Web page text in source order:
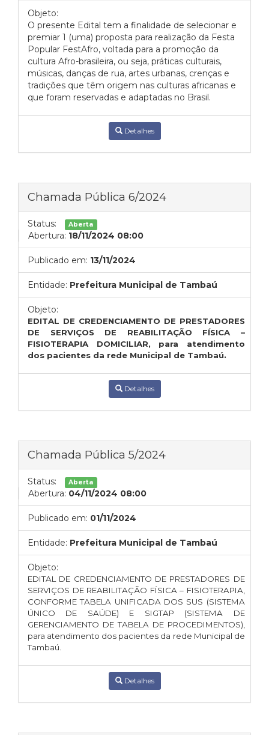
Objeto:
O presente Edital tem a finalidade de selecionar e
premiar 1 (uma) proposta para realização da Festa
Popular FestAfro, voltada para a promoção da
cultura Afro-brasileira, ou seja, práticas culturais,
músicas, danças de rua, artes urbanas, crenças e
tradições que têm origem nas culturas africanas e
que foram reservadas e adaptadas no Brasil.
Detalhes
Chamada Pública 6/2024
Status: Aberta
Abertura: 18/11/2024 08:00
Publicado em: 13/11/2024
Entidade: Prefeitura Municipal de Tambaú
Objeto:
EDITAL DE CREDENCIAMENTO DE PRESTADORES
DE SERVIÇOS DE REABILITAÇÃO FÍSICA –
FISIOTERAPIA DOMICILIAR, para atendimento
dos pacientes da rede Municipal de Tambaú.
Detalhes
Chamada Pública 5/2024
Status: Aberta
Abertura: 04/11/2024 08:00
Publicado em: 01/11/2024
Entidade: Prefeitura Municipal de Tambaú
Objeto:
EDITAL DE CREDENCIAMENTO DE PRESTADORES DE
SERVIÇOS DE REABILITAÇÃO FÍSICA – FISIOTERAPIA,
CONFORME TABELA UNIFICADA DOS SUS (SISTEMA
ÚNICO DE SAÚDE) E SIGTAP (SISTEMA DE
GERENCIAMENTO DE TABELA DE PROCEDIMENTOS),
para atendimento dos pacientes da rede Municipal de
Tambaú.
Detalhes